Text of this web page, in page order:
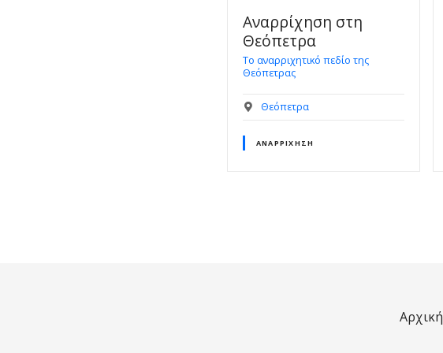
Αναρρίχηση στη
Θεόπετρα
Το αναρριχητικό πεδίο της
Θεόπετρας
Θεόπετρα
ΑΝΑΡΡΊΧΗΣΗ
Αρχική